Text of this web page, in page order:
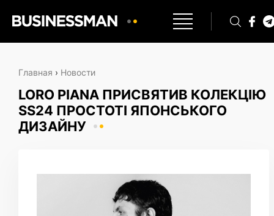
Главная › Новости
LORO PIANA ПРИСВЯТИВ КОЛЕКЦІЮ
SS24 ПРОСТОТІ ЯПОНСЬКОГО
ДИЗАЙНУ